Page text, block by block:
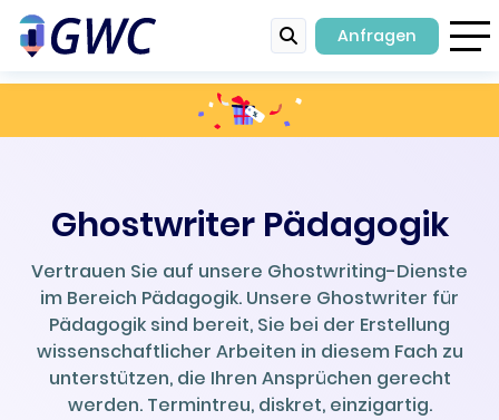
Anfragen
Ghostwriter Pädagogik
Vertrauen Sie auf unsere Ghostwriting-Dienste
im Bereich Pädagogik. Unsere Ghostwriter für
Pädagogik sind bereit, Sie bei der Erstellung
wissenschaftlicher Arbeiten in diesem Fach zu
unterstützen, die Ihren Ansprüchen gerecht
werden. Termintreu, diskret, einzigartig.